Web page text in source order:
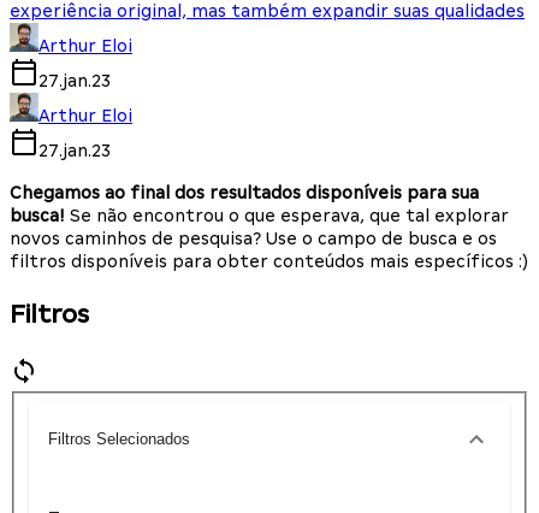
experiência original, mas também expandir suas qualidades
Arthur Eloi
27.jan.23
Arthur Eloi
27.jan.23
Chegamos ao final dos resultados disponíveis para sua
busca! Se não encontrou o que esperava, que tal explorar
novos caminhos de pesquisa? Use o campo de busca e os
filtros disponíveis para obter conteúdos mais específicos :)
Filtros
Filtros Selecionados